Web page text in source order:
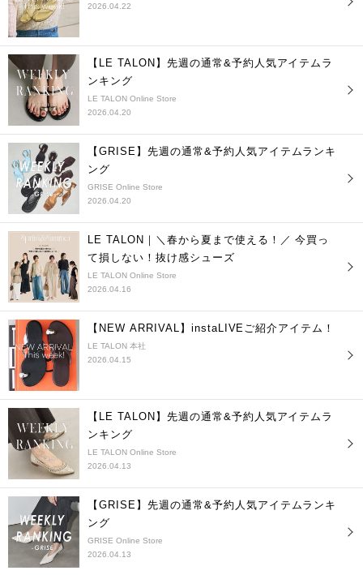
2026.04.22
【LE TALON】先週の通常&予約人気アイテムラ
ンキング
LE TALON Online Store
2026.04.20
【GRISE】先週の通常&予約人気アイテムランキ
ング
GRISE Online Store
2026.04.20
LE TALON｜＼春から夏まで使える！／ 今買っ
て損しない！抜け感シューズ
LE TALON Online Store
2026.04.16
【NEW ARRIVAL】instaLIVEご紹介アイテム！
LE TALON 本社
2026.04.15
【LE TALON】先週の通常&予約人気アイテムラ
ンキング
LE TALON Online Store
2026.04.13
【GRISE】先週の通常&予約人気アイテムランキ
ング
GRISE Online Store
2026.04.13